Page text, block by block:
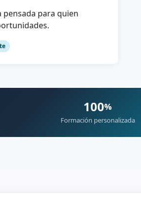
para quien
100%
Formación personalizada